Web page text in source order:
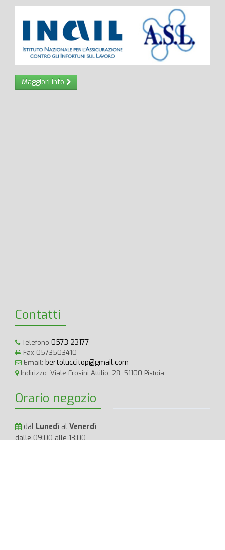
Maggiori info
Contatti
Telefono 0573 23177
Fax 0573503410
Email: bertoluccitop@gmail.com
Indirizzo: Viale Frosini Attilio, 28, 51100 Pistoia
Orario negozio
dal Lunedì al Venerdì
dalle 09:00 alle 13:00